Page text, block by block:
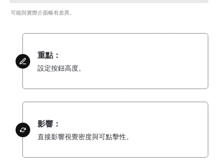
可能與實際介面略有差異。
重點：
設定按鈕高度。
影響：
直接影響視覺密度與可點擊性。